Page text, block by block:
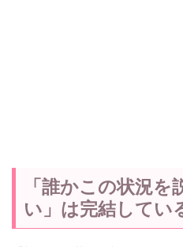
「誰かこの状況を
い」は完結してい